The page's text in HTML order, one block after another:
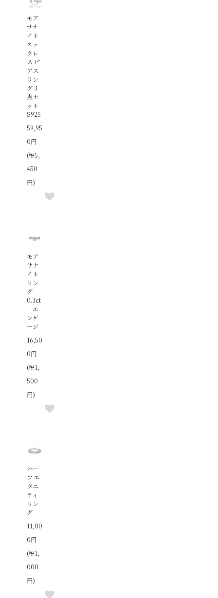
モア
サナ
イト
ネッ
クレ
ス ピ
アス
リン
グ 3
点セ
ット
S925
59,95
0円
(税5,
450
円)
モア
サナ
イト
リン
グ
0.3ct
エ
ンゲ
ージ
16,50
0円
(税1,
500
円)
ハー
フ エ
タニ
ティ
リン
グ
11,00
0円
(税1,
000
円)